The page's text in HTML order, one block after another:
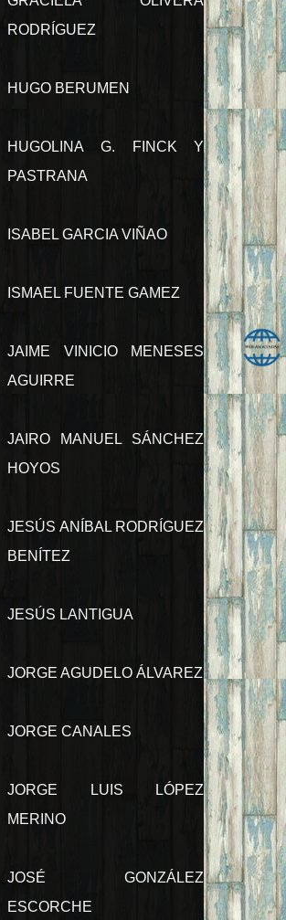
RODRÍGUEZ
HUGO BERUMEN
HUGOLINA G. FINCK Y
PASTRANA
ISABEL GARCIA VIÑAO
ISMAEL FUENTE GAMEZ
JAIME VINICIO MENESES
AGUIRRE
JAIRO MANUEL SÁNCHEZ
HOYOS
JESÚS ANÍBAL RODRÍGUEZ
BENÍTEZ
JESÚS LANTIGUA
JORGE AGUDELO ÁLVAREZ
JORGE CANALES
JORGE LUIS LÓPEZ
MERINO
JOSÉ GONZÁLEZ
ESCORCHE